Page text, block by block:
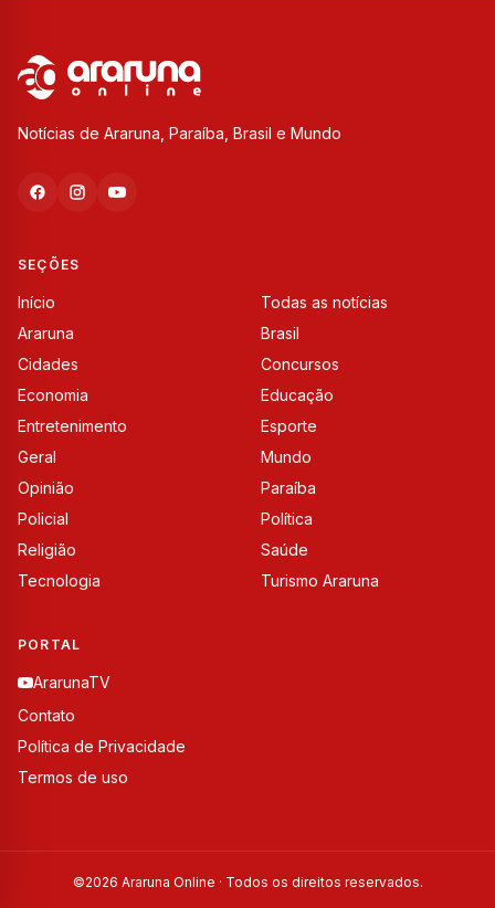
Notícias de Araruna, Paraíba, Brasil e Mundo
SEÇÕES
Início
Todas as notícias
Araruna
Brasil
Cidades
Concursos
Economia
Educação
Entretenimento
Esporte
Geral
Mundo
Opinião
Paraíba
Policial
Política
Religião
Saúde
Tecnologia
Turismo Araruna
PORTAL
ArarunaTV
Contato
Política de Privacidade
Termos de uso
©2026 Araruna Online · Todos os direitos reservados.